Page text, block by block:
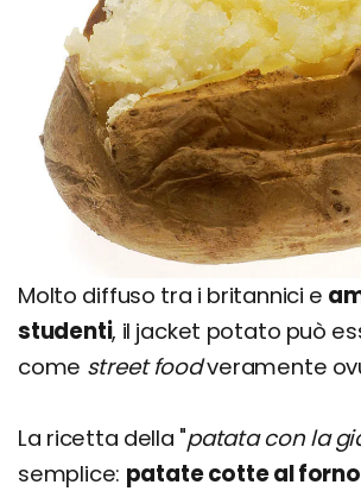
Molto diffuso tra i britannici e
studenti, il jacket potato può
come street foodveramente
La ricetta della "patata con la
semplice: patate cotte al